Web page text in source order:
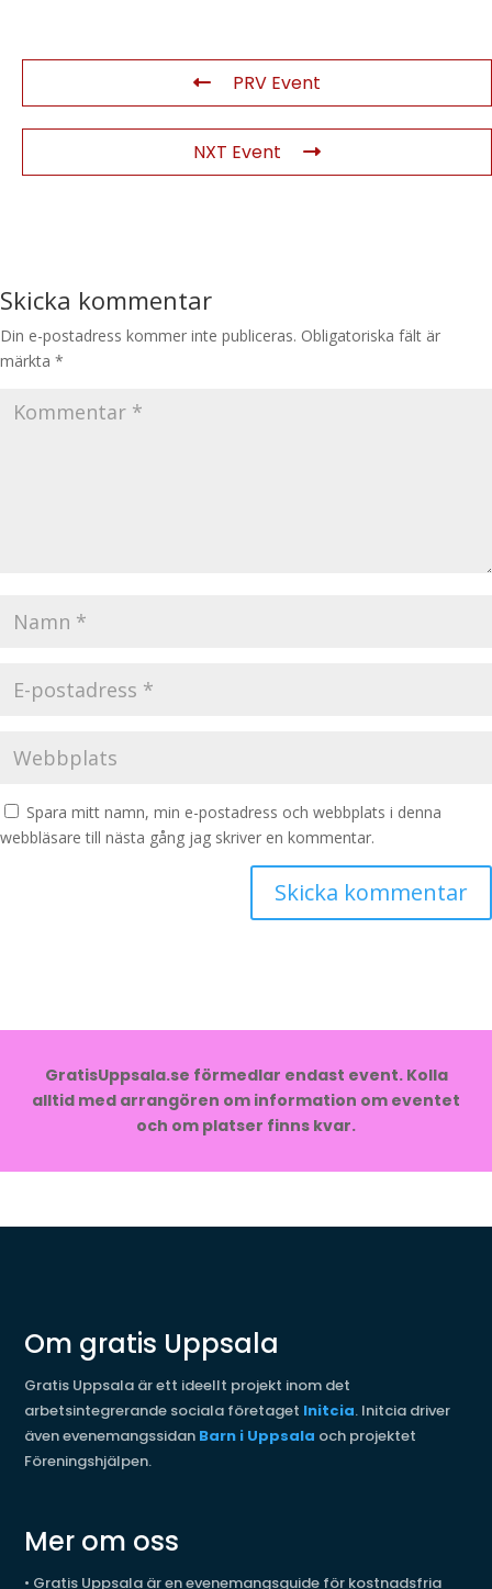
PRV Event
NXT Event
Skicka kommentar
Din e-postadress kommer inte publiceras. Obligatoriska fält är
märkta *
Spara mitt namn, min e-postadress och webbplats i denna
webbläsare till nästa gång jag skriver en kommentar.
GratisUppsala.se förmedlar endast event. Kolla
alltid med arrangören om information om eventet
och om platser finns kvar.
Om gratis Uppsala
Gratis Uppsala är ett ideellt projekt inom det
arbetsintegrerande sociala företaget Initcia. Initcia driver
även evenemangssidan Barn i Uppsala och projektet
Föreningshjälpen.
Mer om oss
• Gratis Uppsala är en evenemangsguide för kostnadsfria